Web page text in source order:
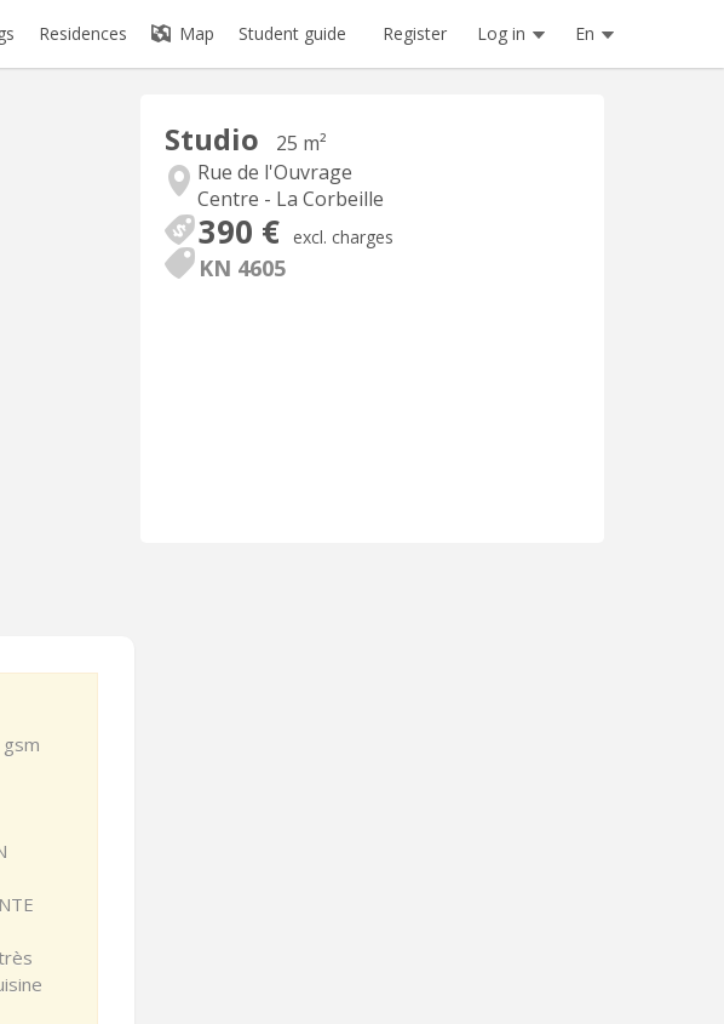
Residences Map Student guide Register Log in En
Studio
25 m²
Rue de l'Ouvrage
Centre - La Corbeille
390 € excl. charges
KN 4605